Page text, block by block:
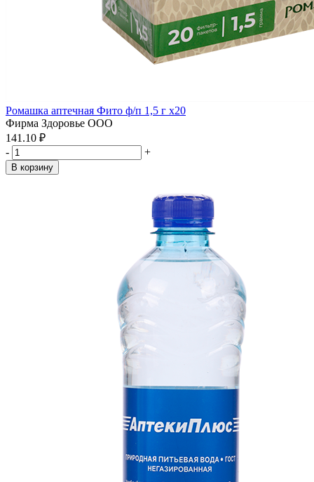
Ромашка аптечная Фито ф/п 1,5 г x20
Фирма Здоровье ООО
141.10 ₽
-
+
В корзину